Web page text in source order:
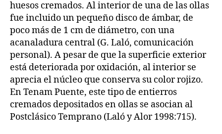
huesos cremados. Al interior de una de las ollas
fue incluido un pequeño disco de ámbar, de
poco más de 1 cm de diámetro, con una
acanaladura central (G. Laló, comunicación
personal). A pesar de que la superficie exterior
está deteriorada por oxidación, al interior se
aprecia el núcleo que conserva su color rojizo.
En Tenam Puente, este tipo de entierros
cremados depositados en ollas se asocian al
Postclásico Temprano (Laló y Alor 1998:715).